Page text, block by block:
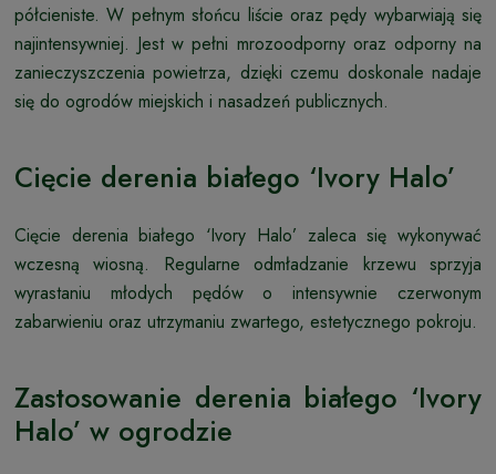
półcieniste. W pełnym słońcu liście oraz pędy wybarwiają się
najintensywniej. Jest w pełni mrozoodporny oraz odporny na
zanieczyszczenia powietrza, dzięki czemu doskonale nadaje
się do ogrodów miejskich i nasadzeń publicznych.
Cięcie derenia białego ‘Ivory Halo’
Cięcie derenia białego ‘Ivory Halo’ zaleca się wykonywać
wczesną wiosną. Regularne odmładzanie krzewu sprzyja
wyrastaniu młodych pędów o intensywnie czerwonym
zabarwieniu oraz utrzymaniu zwartego, estetycznego pokroju.
Zastosowanie derenia białego ‘Ivory
Halo’ w ogrodzie